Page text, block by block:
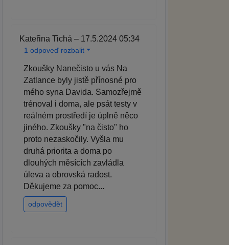
Kateřina Tichá – 17.5.2024 05:34
1 odpoveď rozbalit
Zkoušky Nanečisto u vás Na
Zatlance byly jistě přínosné pro
mého syna Davida. Samozřejmě
trénoval i doma, ale psát testy v
reálném prostředí je úplně něco
jiného. Zkoušky "na čisto" ho
proto nezaskočily. Vyšla mu
druhá priorita a doma po
dlouhých měsících zavládla
úleva a obrovská radost.
Děkujeme za pomoc...
odpovědět